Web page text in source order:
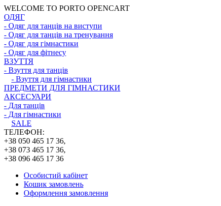
WELCOME TO PORTO OPENCART
ОДЯГ
- Одяг для танців на виступи
- Одяг для танців на тренування
- Одяг для гімнастики
- Одяг для фітнесу
ВЗУТТЯ
- Взуття для танців
- Взуття для гімнастики
ПРЕДМЕТИ ДЛЯ ГІМНАСТИКИ
АКСЕСУАРИ
- Для танців
- Для гімнастики
SALE
ТЕЛЕФОН:
+38 050 465 17 36,
+38 073 465 17 36,
+38 096 465 17 36
Особистий кабінет
Кошик замовлень
Оформлення замовлення